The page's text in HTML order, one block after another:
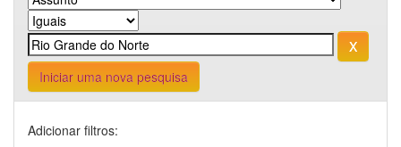
Iniciar uma nova pesquisa
Adicionar filtros: